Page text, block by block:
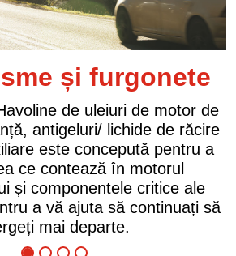
Camioane și
Produsele avansate Texaco
concepute pentru a oferi un
protecție a motorului și a
economie de combustibil
înseamnă că, indiferent
căutarea unei îmbunătățiri a
funcționare sau a reducerii
nefuncționare, Texaco Delo vă